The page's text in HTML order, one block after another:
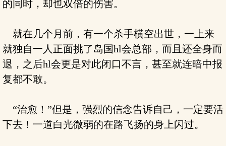
的同时，却也双倍的伤害。
就在几个月前，有一个杀手横空出世，一上来
就独自一人正面挑了岛国hl会总部，而且还全身而
退，之后hl会更是对此闭口不言，甚至就连暗中报
复都不敢。
“治愈！”但是，强烈的信念告诉自己，一定要活
下去！一道白光微弱的在路飞扬的身上闪过。